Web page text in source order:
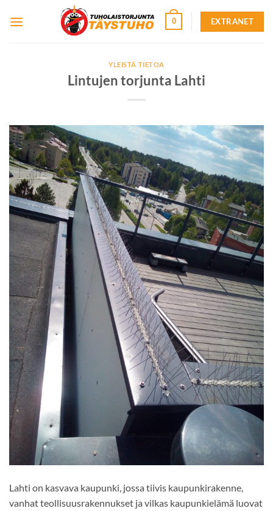
0 EXTRANET
YLEISTÄ TIETOA
Lintujen torjunta Lahti
Lahti on kasvava kaupunki, jossa tiivis kaupunkirakenne,
vanhat teollisuusrakennukset ja vilkas kaupunkielämä luovat